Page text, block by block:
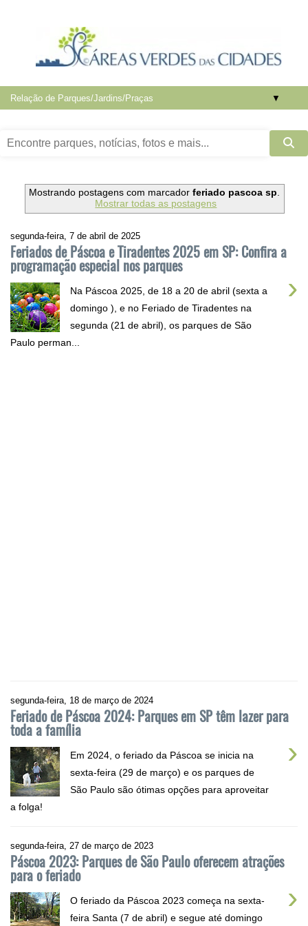
▼
Mostrando postagens com marcador feriado pascoa sp.
Mostrar todas as postagens
segunda-feira, 7 de abril de 2025
Feriados de Páscoa e Tiradentes 2025 em SP: Confira a
programação especial nos parques
›
Na Páscoa 2025, de 18 a 20 de abril (sexta a
domingo ), e no Feriado de Tiradentes na
segunda (21 de abril), os parques de São
Paulo perman...
segunda-feira, 18 de março de 2024
Feriado de Páscoa 2024: Parques em SP têm lazer para
toda a família
›
Em 2024, o feriado da Páscoa se inicia na
sexta-feira (29 de março) e os parques de
São Paulo são ótimas opções para aproveitar
a folga!
segunda-feira, 27 de março de 2023
Páscoa 2023: Parques de São Paulo oferecem atrações
para o feriado
›
O feriado da Páscoa 2023 começa na sexta-
feira Santa (7 de abril) e segue até domingo